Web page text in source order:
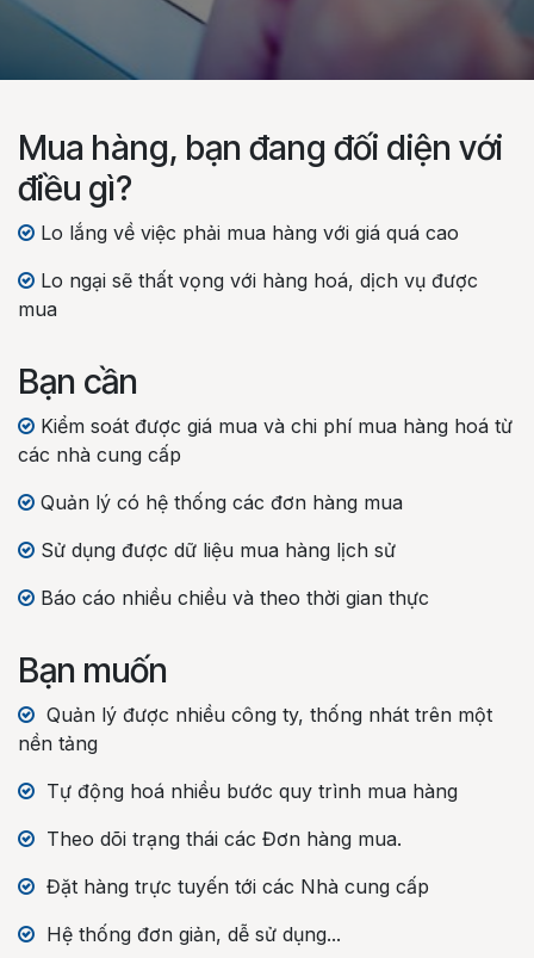
Mua hàng, bạn đang đối diện với
điều gì?
Lo lắng về việc phải mua hàng với giá quá cao
Lo ngại sẽ thất vọng với hàng hoá, dịch vụ được
mua
Bạn cần
Kiểm soát được giá mua và chi phí mua hàng hoá từ
các nhà cung cấp
Quản lý có hệ thống các đơn hàng mua
Sử dụng được dữ liệu mua hàng lịch sử
Báo cáo nhiều chiều và theo thời gian thực
Bạn muốn
Quản lý được nhiều công ty, thống nhát trên một
nền tảng
Tự động hoá nhiều bước quy trình mua hàng
Theo dõi trạng thái các Đơn hàng mua.
Đặt hàng trực tuyến tới các Nhà cung cấp
Hệ thống đơn giản, dễ sử dụng...